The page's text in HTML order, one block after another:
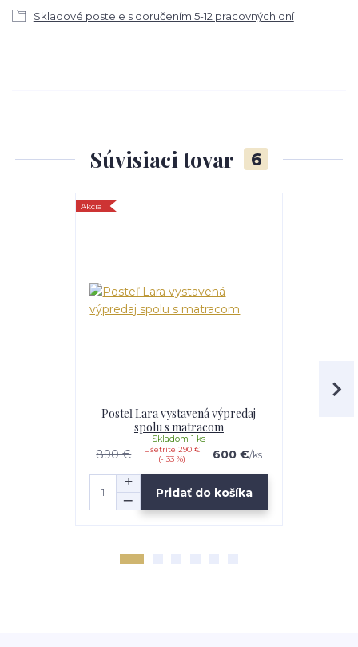
Skladové postele s doručením 5-12 pracovných dní
Súvisiaci tovar 6
Akcia
Posteľ Lara vystavená výpredaj
spolu s matracom
890 €
Ušetríte 290 €
(- 33 %)
600 €/ks
Skladom 1 ks
Pridať do košíka